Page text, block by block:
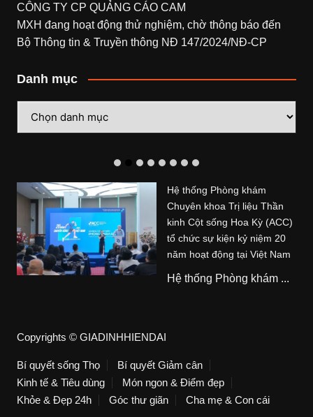
CÔNG TY CP QUẢNG CÁO CAM
MXH đang hoạt động thử nghiệm, chờ thông báo đến
Bộ Thông tin & Truyền thông NĐ 147/2024/NĐ-CP
Danh mục
mục
Hệ thống Phòng khám
Chuyên khoa Trị liệu Thần
kinh Cột sống Hoa Kỳ (ACC)
tổ chức sự kiện kỷ niệm 20
năm hoạt động tại Việt Nam
Hệ thống Phòng khám ...
Copyrights © GIADINHHIENDAI
Bí quyết sống Thọ
Bí quyết Giảm cân
Kinh tế & Tiêu dùng
Món ngon & Điểm đẹp
Khỏe & Đẹp 24h
Góc thư giãn Cha mẹ & Con cái